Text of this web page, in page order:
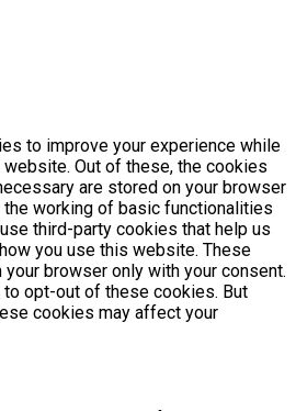
to improve your experience while
website. Out of these, the cookies
are stored on your browser
working of basic functionalities
third-party cookies that help us
you use this website. These
browser only with your consent.
to opt-out of these cookies. But
cookies may affect your